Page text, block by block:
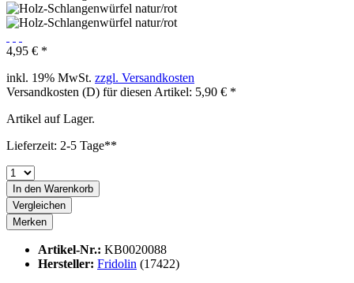
4,95 € *
inkl. 19% MwSt. zzgl. Versandkosten
Versandkosten (D) für diesen Artikel: 5,90 € *
Artikel auf Lager.
Lieferzeit: 2-5 Tage**
In den Warenkorb
Vergleichen
Merken
Artikel-Nr.: KB0020088
Hersteller: Fridolin (17422)